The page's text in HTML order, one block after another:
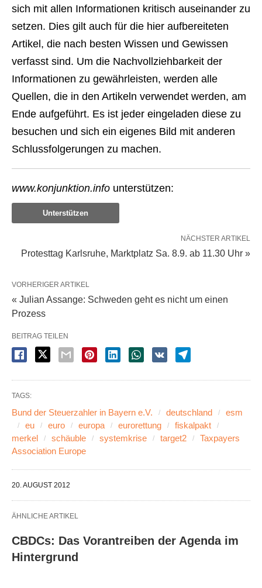
sich mit allen Informationen kritisch auseinander zu
setzen. Dies gilt auch für die hier aufbereiteten
Artikel, die nach besten Wissen und Gewissen
verfasst sind. Um die Nachvollziehbarkeit der
Informationen zu gewährleisten, werden alle
Quellen, die in den Artikeln verwendet werden, am
Ende aufgeführt. Es ist jeder eingeladen diese zu
besuchen und sich ein eigenes Bild mit anderen
Schlussfolgerungen zu machen.
www.konjunktion.info unterstützen:
Unterstützen
NÄCHSTER ARTIKEL
Protesttag Karlsruhe, Marktplatz Sa. 8.9. ab 11.30 Uhr »
VORHERIGER ARTIKEL
« Julian Assange: Schweden geht es nicht um einen
Prozess
BEITRAG TEILEN
TAGS:
Bund der Steuerzahler in Bayern e.V. deutschland
esm
eu
euro europa eurorettung
fiskalpakt
merkel
schäuble systemkrise target2
Taxpayers
Association Europe
20. AUGUST 2012
ÄHNLICHE ARTIKEL
CBDCs: Das Vorantreiben der Agenda im
Hintergrund